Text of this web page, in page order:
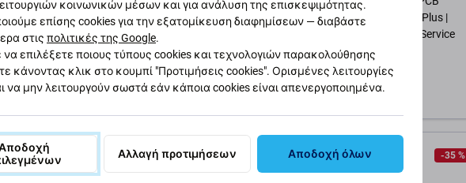
+ Δόνηση
Lenovo P2 P2a42
€
στο καλάθι
Lenovo Tab M10, TB-X306,
Aftermarket
34,26 €
ΣΕ ΑΠΌΘΕΜΑ 3 τεμ
Προσθήκη στο καλάθι
για Lenovo Tab P11 Plus |
TB-J616F | Genuine Service
Pack
9,05 €
ΣΕ ΑΠΌΘΕΜΑ 4 τεμ
Προσθήκη στο καλάθι
-35 %
κοινωνικών μέσων και για ανάλυση της επισκεψιμότητας.
επίσης cookies για την εξατομίκευση διαφημίσεων — διαβάστε
στις πολιτικές της Google.
να επιλέξετε ποιους τύπους cookies και τεχνολογιών παρακολούθησης
κάνοντας κλικ στο κουμπί "Προτιμήσεις cookies". Ορισμένες λειτουργίες
να μην λειτουργούν σωστά εάν κάποια cookies είναι απενεργοποιημένα.
Αλλαγή προτιμήσεων Αποδοχή όλων